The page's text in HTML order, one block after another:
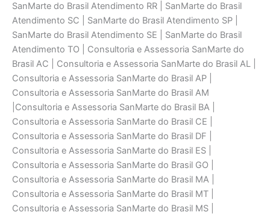
SanMarte do Brasil Atendimento RR | SanMarte do Brasil
Atendimento SC | SanMarte do Brasil Atendimento SP |
SanMarte do Brasil Atendimento SE | SanMarte do Brasil
Atendimento TO | Consultoria e Assessoria SanMarte do
Brasil AC | Consultoria e Assessoria SanMarte do Brasil AL |
Consultoria e Assessoria SanMarte do Brasil AP |
Consultoria e Assessoria SanMarte do Brasil AM
|Consultoria e Assessoria SanMarte do Brasil BA |
Consultoria e Assessoria SanMarte do Brasil CE |
Consultoria e Assessoria SanMarte do Brasil DF |
Consultoria e Assessoria SanMarte do Brasil ES |
Consultoria e Assessoria SanMarte do Brasil GO |
Consultoria e Assessoria SanMarte do Brasil MA |
Consultoria e Assessoria SanMarte do Brasil MT |
Consultoria e Assessoria SanMarte do Brasil MS |